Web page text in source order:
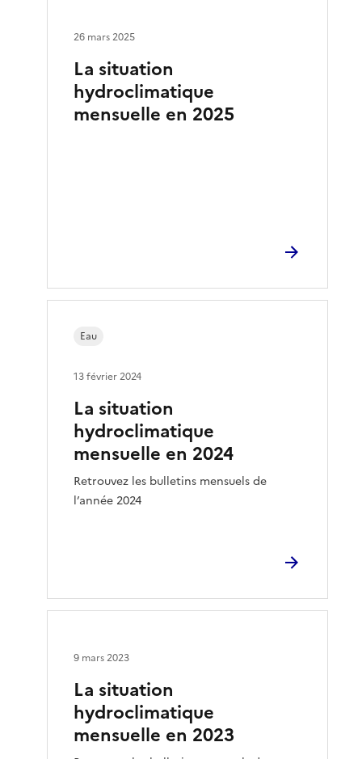
La situation
hydroclimatique
mensuelle en 2025
26 mars 2025
La situation
hydroclimatique
mensuelle en 2024
Retrouvez les bulletins mensuels de
l’année 2024
Eau
13 février 2024
La situation
hydroclimatique
mensuelle en 2023
9 mars 2023